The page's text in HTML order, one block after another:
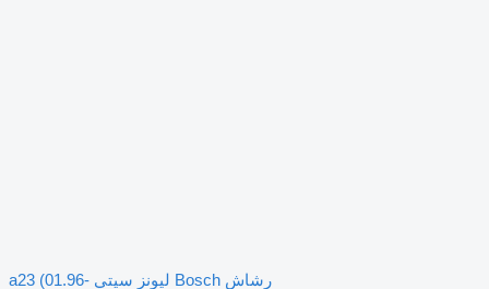
رشاش Bosch ليونز سيتي a23 (01.96-